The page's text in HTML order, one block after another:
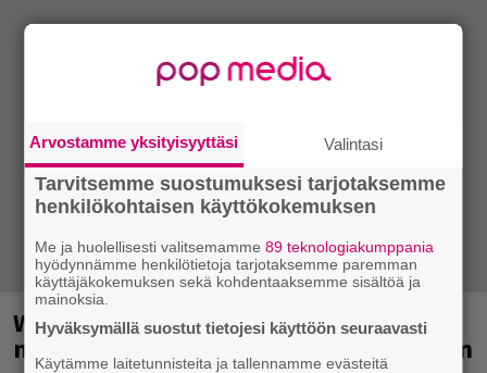
Weezer palaa Suomeen yli
neljännesvuosisadan odotuksen jälkeen
Arvostamme yksityisyyttäsi Valintasi
Tarvitsemme suostumuksesi tarjotaksemme
henkilökohtaisen käyttökokemuksen
Me ja huolellisesti valitsemamme89 teknologiakumppania
hyödynnämme henkilötietoja tarjotaksemme paremman
käyttäjäkokemuksen sekä kohdentaaksemme sisältöä ja
mainoksia.
Hyväksymällä suostut tietojesi käyttöön seuraavasti
Käytämme laitetunnisteita ja tallennamme evästeitä